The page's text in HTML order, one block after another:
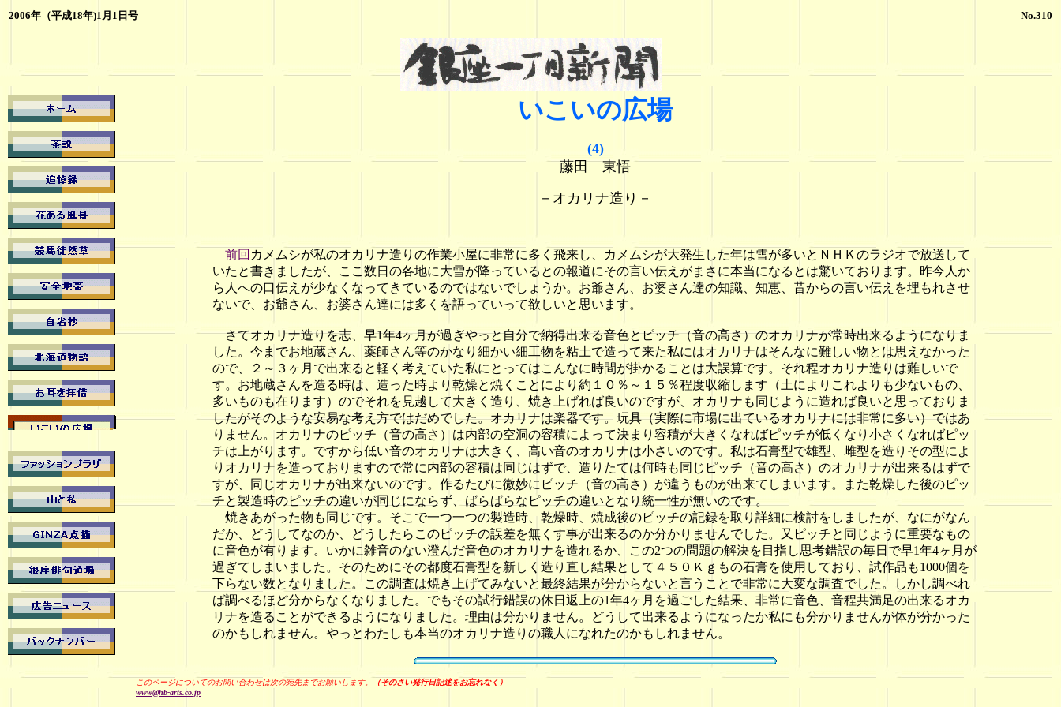
2006年（平成18年)1月1日号 No.310
いこいの広場
(4)
藤田 東悟
－オカリナ造り－
前回 カメムシが私のオカリナ造りの作業小屋に非常に多く飛来し、カメムシが大発生した年は雪が多いとＮＨＫのラジオで放送して
いたと書きましたが、ここ数日の各地に大雪が降っているとの報道にその言い伝えがまさに本当になるとは驚いております。昨今人か
ら人への口伝えが少なくなってきているのではないでしょうか。お爺さん、お婆さん達の知識、知恵、昔からの言い伝えを埋もれさせ
ないで、お爺さん、お婆さん達には多くを語っていって欲しいと思います。
さてオカリナ造りを志、早1年4ヶ月が過ぎやっと自分で納得出来る音色とピッチ（音の高さ）のオカリナが常時出来るようになりま
した。今までお地蔵さん、薬師さん等のかなり細かい細工物を粘土で造って来た私にはオカリナはそんなに難しい物とは思えなかった
ので、２～３ヶ月で出来ると軽く考えていた私にとってはこんなに時間が掛かることは大誤算です。それ程オカリナ造りは難しいで
す。お地蔵さんを造る時は、造った時より乾燥と焼くことにより約１０％～１５％程度収縮します（土によりこれよりも少ないもの、
多いものも在ります）のでそれを見越して大きく造り、焼き上げれば良いのですが、オカリナも同じように造れば良いと思っておりま
したがそのような安易な考え方ではだめでした。オカリナは楽器です。玩具（実際に市場に出ているオカリナには非常に多い）ではあ
りません。オカリナのピッチ（音の高さ）は内部の空洞の容積によって決まり容積が大きくなればピッチが低くなり小さくなればピッ
チは上がります。ですから低い音のオカリナは大きく、高い音のオカリナは小さいのです。私は石膏型で雄型、雌型を造りその型によ
りオカリナを造っておりますので常に内部の容積は同じはずで、造りたては何時も同じピッチ（音の高さ）のオカリナが出来るはずで
すが、同じオカリナが出来ないのです。作るたびに微妙にピッチ（音の高さ）が違うものが出来てしまいます。また乾燥した後のピッ
チと製造時のピッチの違いが同じにならず、ばらばらなピッチの違いとなり統一性が無いのです。
焼きあがった物も同じです。そこで一つ一つの製造時、乾燥時、焼成後のピッチの記録を取り詳細に検討をしましたが、なにがなん
だか、どうしてなのか、どうしたらこのピッチの誤差を無くす事が出来るのか分かりませんでした。又ピッチと同じように重要なもの
に音色が有ります。いかに雑音のない澄んだ音色のオカリナを造れるか、この2つの問題の解決を目指し思考錯誤の毎日で早1年4ヶ月が
過ぎてしまいました。そのためにその都度石膏型を新しく造り直し結果として４５０Ｋｇもの石膏を使用しており、試作品も1000個を
下らない数となりました。この調査は焼き上げてみないと最終結果が分からないと言うことで非常に大変な調査でした。しかし調べれ
ば調べるほど分からなくなりました。でもその試行錯誤の休日返上の1年4ヶ月を過ごした結果、非常に音色、音程共満足の出来るオカ
リナを造ることができるようになりました。理由は分かりません。どうして出来るようになったか私にも分かりませんが体が分かった
のかもしれません。やっとわたしも本当のオカリナ造りの職人になれたのかもしれません。
このページについてのお問い合わせは次の宛先までお願いします。
（そのさい発行日記述をお忘れなく）
www@hb-arts.co.jp